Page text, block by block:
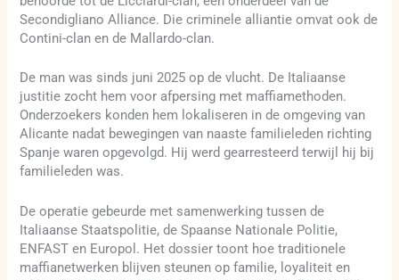
Secondigliano Alliance. Die criminele alliantie omvat ook de
Contini-clan en de Mallardo-clan.
De man was sinds juni 2025 op de vlucht. De Italiaanse
justitie zocht hem voor afpersing met maffiamethoden.
Onderzoekers konden hem lokaliseren in de omgeving van
Alicante nadat bewegingen van naaste familieleden richting
Spanje waren opgevolgd. Hij werd gearresteerd terwijl hij bij
familieleden was.
De operatie gebeurde met samenwerking tussen de
Italiaanse Staatspolitie, de Spaanse Nationale Politie,
ENFAST en Europol. Het dossier toont hoe traditionele
maffianetwerken blijven steunen op familie, loyaliteit en